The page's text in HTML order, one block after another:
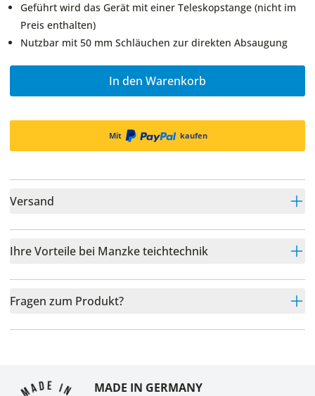
Geführt wird das Gerät mit einer Teleskopstange (nicht im
Preis enthalten)
Nutzbar mit 50 mm Schläuchen zur direkten Absaugung
In den Warenkorb
Mit kaufen
Versand
Ihre Vorteile bei Manzke teichtechnik
Fragen zum Produkt?
MADE IN GERMANY